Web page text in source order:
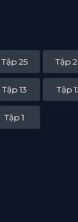
Tập 25 Tập
Tập 13 Tập
Tập 1